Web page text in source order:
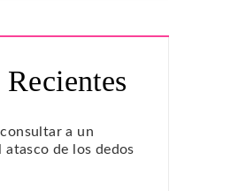
a un
atasco de los dedos